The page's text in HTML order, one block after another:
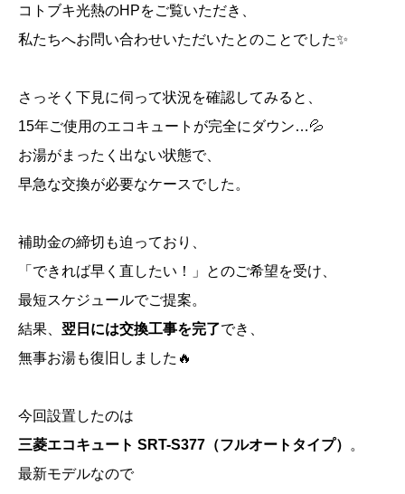
コトブキ光熱のHPをご覧いただき、
私たちへお問い合わせいただいたとのことでした✨
さっそく下見に伺って状況を確認してみると、
15年ご使用のエコキュートが完全にダウン…💦
お湯がまったく出ない状態で、
早急な交換が必要なケースでした。
補助金の締切も迫っており、
「できれば早く直したい！」とのご希望を受け、
最短スケジュールでご提案。
結果、 翌日には交換工事を完了でき、
無事お湯も復旧しました🔥
今回設置したのは
三菱エコキュート SRT-S377（フルオートタイプ）
。
最新モデルなので